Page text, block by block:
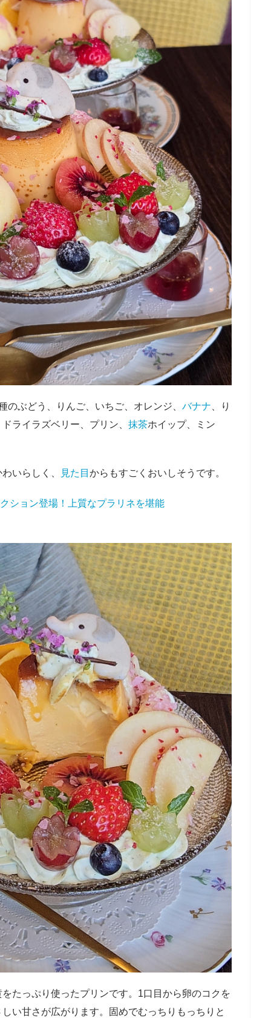
のぶどう、りんご、いちご、オレンジ、 バナナ 、り
ライラズベリー、プリン、 抹茶ホイップ、ミン
いらしく、 見た目 からもすごくおいしそうです。
ション登場！上質なプラリネを堪能
たっぷり使ったプリンです。1口目から卵のコクを
い甘さが広がります。固めでむっちりもっちりと